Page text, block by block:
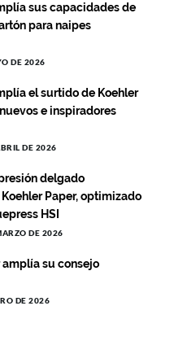
sus capacidades de
para naipes
DE 2026
el surtido de Koehler
e inspiradores
DE 2026
delgado
Paper, optimizado
HSI
DE 2026
amplía su consejo
DE 2026